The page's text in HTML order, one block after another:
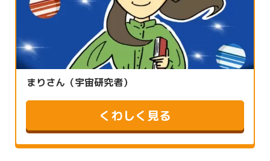
まりさん（宇宙研究者）
くわしく見る